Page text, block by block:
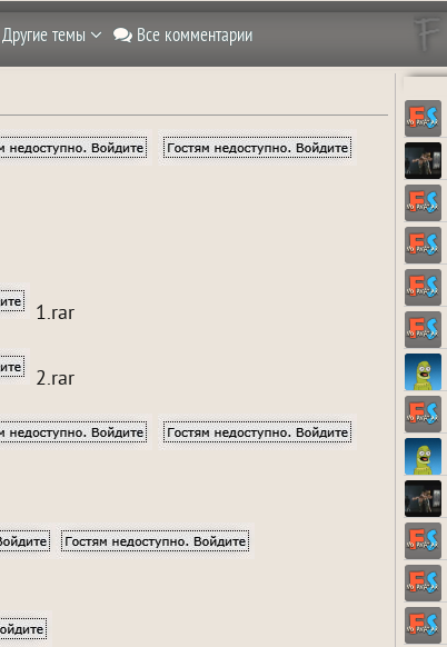
Другие темы Все комментарии
1.rar
2.rar